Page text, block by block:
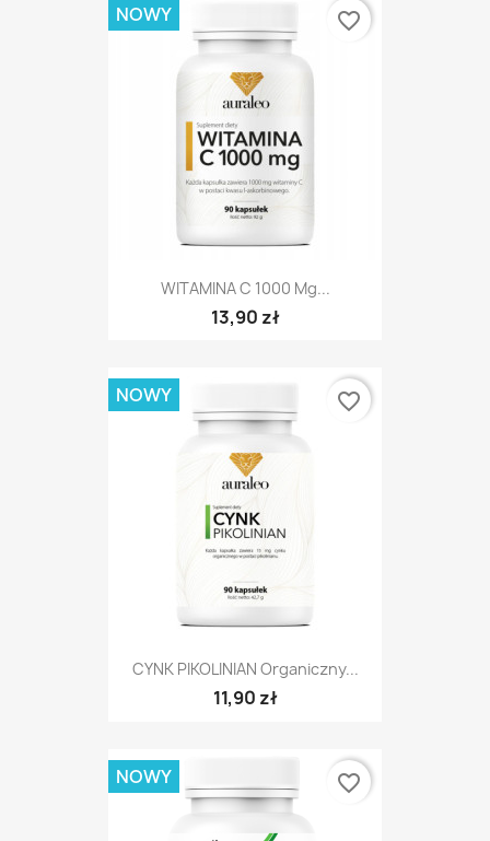
WITAMINA C 1000 Mg...
13,90 zł
NOWY favorite_border
CYNK PIKOLINIAN Organiczny...
11,90 zł
NOWY favorite_border
NOWY favorite_border